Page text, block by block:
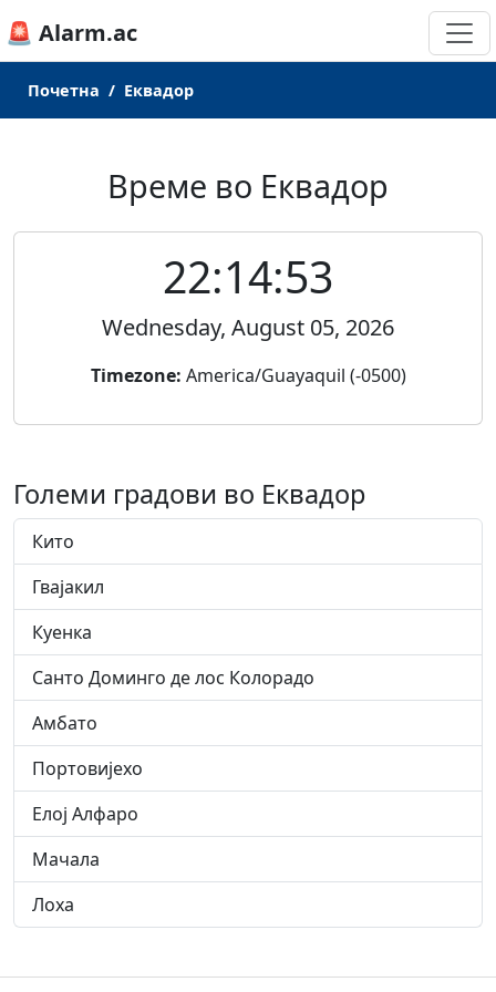
🚨 Alarm.ac
Почетна Еквадор
Време во Еквадор
22:14:53
Wednesday, August 05, 2026
Timezone: America/Guayaquil (-0500)
Големи градови во Еквадор
Кито
Гвајакил
Куенка
Санто Доминго де лос Колорадо
Амбато
Портовијехо
Елој Алфаро
Мачала
Лоха